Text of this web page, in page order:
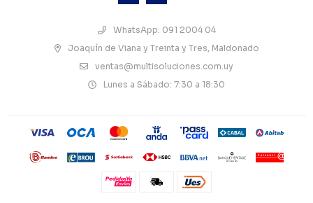
WhatsApp: 091 2004 04
Joaquín de Viana y Treinta y Tres, Maldonado
ventas@multisoluciones.com.uy
Lunes a Sábado: 7:30 a 18:30